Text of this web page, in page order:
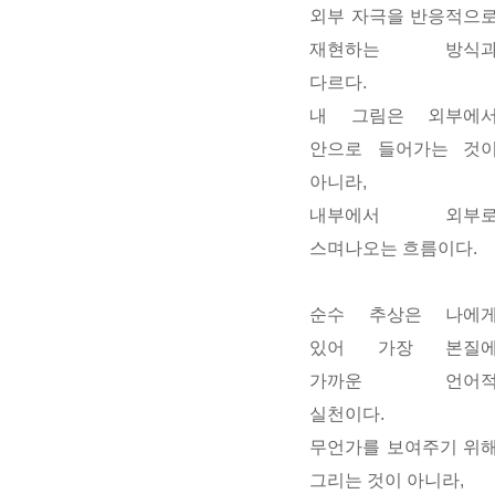
외부 자극을 반응적으
재현하는 방식
다르다.
내 그림은 외부에
안으로 들어가는 것
아니라,
내부에서 외부
스며나오는 흐름이다.
순수 추상은 나에
있어 가장 본질
가까운 언어
실천 이다.
무언가를 보여주기 위
그리는 것이 아니라,